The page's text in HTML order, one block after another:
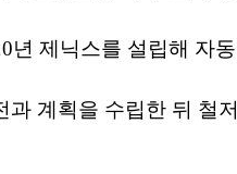
년 제닉스를 설립해 자
과 계획을 수립한 뒤 철